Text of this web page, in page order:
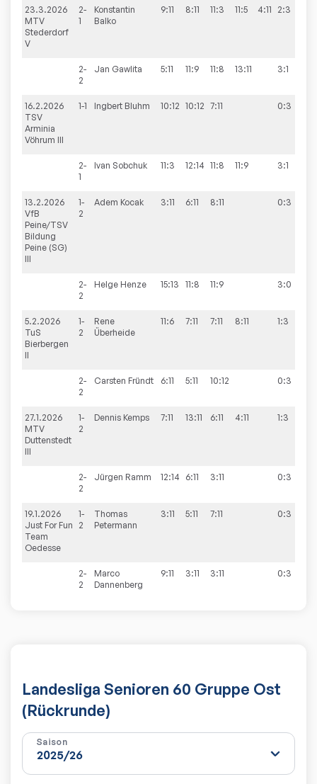
23.3.2026
MTV
Stederdorf
V
2-
1
Konstantin
Balko
9:11 8:11 11:3 11:5 4:11 2:3
2-
2
Jan Gawlita 5:11 11:9 11:8 13:11 3:1
16.2.2026
TSV
Arminia
Vöhrum III
1-1 Ingbert Bluhm 10:12 10:12 7:11 0:3
2-
1
Ivan Sobchuk 11:3 12:14 11:8 11:9 3:1
13.2.2026
VfB
Peine/TSV
Bildung
Peine (SG)
III
1-
2
Adem Kocak 3:11 6:11 8:11 0:3
2-
2
Helge Henze 15:13 11:8 11:9 3:0
5.2.2026
TuS
Bierbergen
II
1-
2
Rene
Überheide
11:6 7:11 7:11 8:11 1:3
2-
2
Carsten Fründt 6:11 5:11 10:12 0:3
27.1.2026
MTV
Duttenstedt
III
1-
2
Dennis Kemps 7:11 13:11 6:11 4:11 1:3
2-
2
Jürgen Ramm 12:14 6:11 3:11 0:3
19.1.2026
Just For Fun
Team
Oedesse
1-
2
Thomas
Petermann
3:11 5:11 7:11 0:3
2-
2
Marco
Dannenberg
9:11 3:11 3:11 0:3
Landesliga Senioren 60 Gruppe Ost
(Rückrunde)
Saison